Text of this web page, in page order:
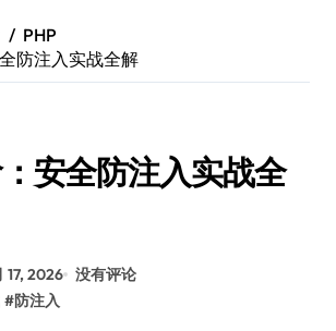
PHP
防注入实战全解
安全防注入实战全
17, 2026 没有评论
#防注入